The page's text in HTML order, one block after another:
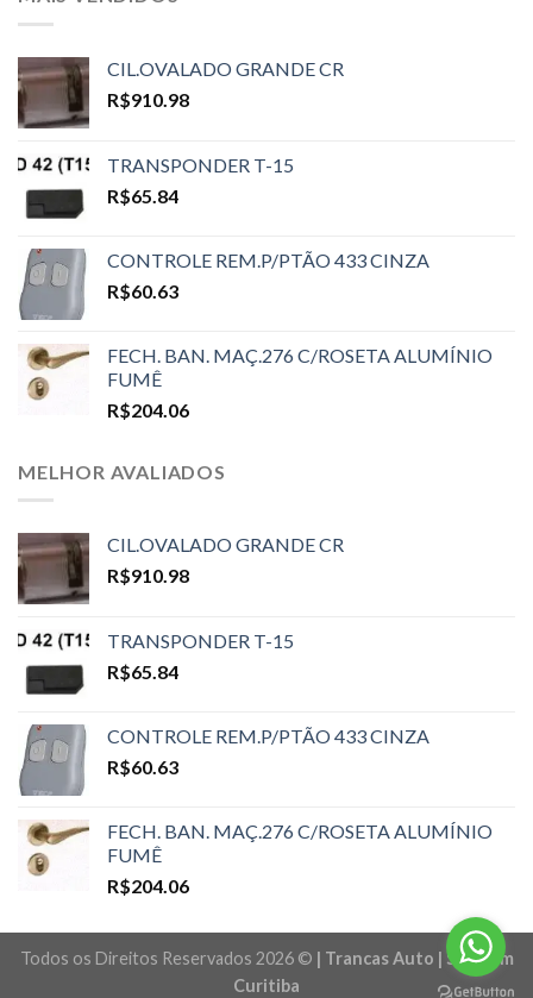
CIL.OVALADO GRANDE CR
R$910.98
TRANSPONDER T-15
R$65.84
CONTROLE REM.P/PTÃO 433 CINZA
R$60.63
FECH. BAN. MAÇ.276 C/ROSETA ALUMÍNIO
FUMÊ
R$204.06
MELHOR AVALIADOS
CIL.OVALADO GRANDE CR
R$910.98
TRANSPONDER T-15
R$65.84
CONTROLE REM.P/PTÃO 433 CINZA
R$60.63
FECH. BAN. MAÇ.276 C/ROSETA ALUMÍNIO
FUMÊ
R$204.06
Todos os Direitos Reservados 2026 © | Trancas Auto | Sites em
Curitiba